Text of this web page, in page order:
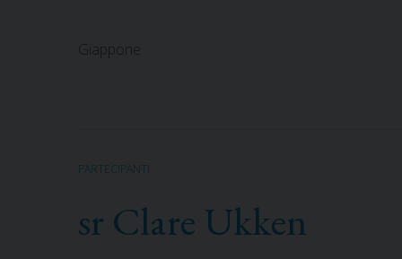
Giappone
PARTECIPANTI
sr Clare Ukken